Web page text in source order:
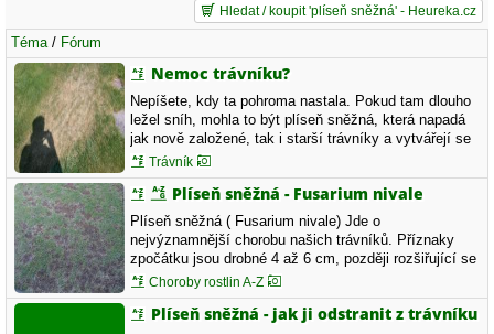
Hledat / koupit 'plíseň sněžná' - Heureka.cz
Téma / Fórum
Nemoc trávníku?
Nepíšete, kdy ta pohroma nastala. Pokud tam dlouho
ležel sníh, mohla to být plíseň sněžná, která napadá
jak nově založené, tak i starší trávníky a vytvářejí se
holá místa, ale většinou ne v takovém rozsahu, jako
na Vašem snímku. Proti plísni sněžné je vhodnější
prevence - na podzim nehnojit dusíkem, ale
draselnými…
Trávník
Plíseň sněžná - Fusarium nivale
Plíseň sněžná ( Fusarium nivale) Jde o
nejvýznamnější chorobu našich trávníků. Příznaky
zpočátku jsou drobné 4 až 6 cm, později rozšiřující se
vodnaté skvrny s bílým nebo lehce narůžovělým
myceliem. Výskyt choroby však není vázán ani na
výskyt sněhu, ani mrazu. Teplotní optimum pro rozvoj
Choroby rostlin A-Z
Plíseň sněžná - jak ji odstranit z trávníku